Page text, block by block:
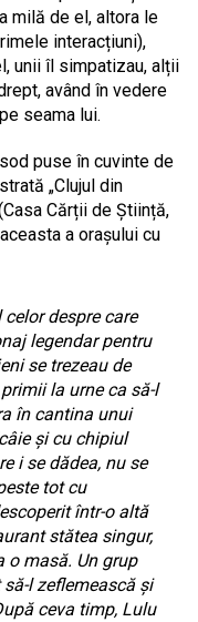
milă de el, altora le
interacțiuni),
unii îl simpatizau, alții
având în vedere
seama lui.
puse în cuvinte de
„Clujul din
Cărții de Știință,
a orașului cu
despre care
legendar pentru
se trezeau de
la urne ca să-l
în cantina unui
și cu chipiul
i se dădea, nu se
tot cu
într-o altă
stătea singur,
o masă. Un grup
l zeflemească și
ceva timp, Lulu